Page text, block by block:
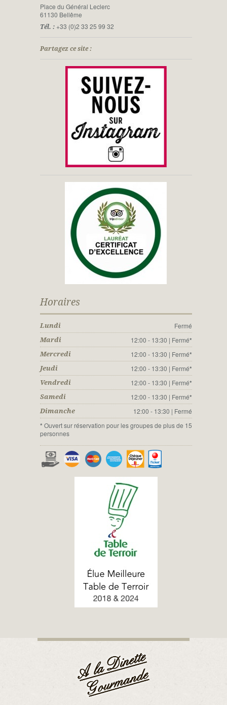
Place du Général Leclerc
61130 Bellême
Tél. :+33 (0)2 33 25 99 32
Partagez ce site :
Horaires
Lundi Fermé
Mardi 12:00 - 13:30 | Fermé*
Mercredi 12:00 - 13:30 | Fermé*
Jeudi 12:00 - 13:30 | Fermé*
Vendredi 12:00 - 13:30 | Fermé*
Samedi 12:00 - 13:30 | Fermé*
Dimanche 12:00 - 13:30 | Fermé
* Ouvert sur réservation pour les groupes de plus de 15
personnes